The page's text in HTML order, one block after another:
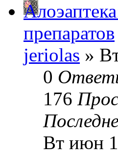
препаратов
jeriolas »
0
176
Вт июн